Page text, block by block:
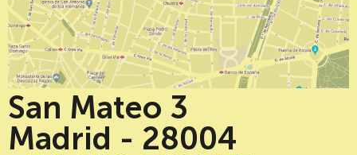
San Mateo 3
Madrid - 28004